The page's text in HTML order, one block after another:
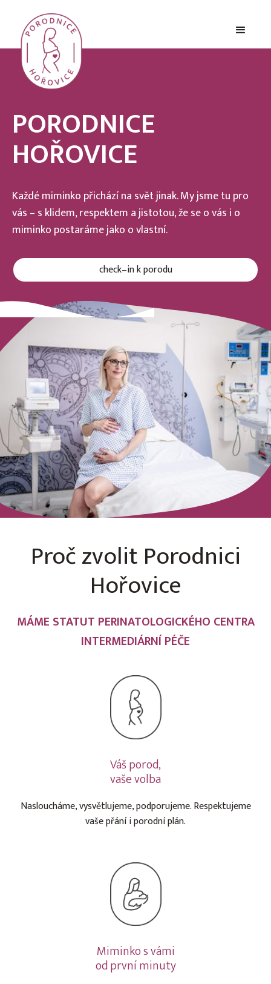
PORODNICE
HOŘOVICE
Každé miminko přichází na svět jinak. My jsme tu pro
vás – s klidem, respektem a jistotou, že se o vás i o
miminko postaráme jako o vlastní.
check–in k porodu
Proč zvolit Porodnici
Hořovice
MÁME STATUT PERINATOLOGICKÉHO CENTRA
INTERMEDIÁRNÍ PÉČE
Váš porod,
vaše volba
Nasloucháme, vysvětlujeme, podporujeme. Respektujeme
vaše přání i porodní plán.
Miminko s vámi
od první minuty